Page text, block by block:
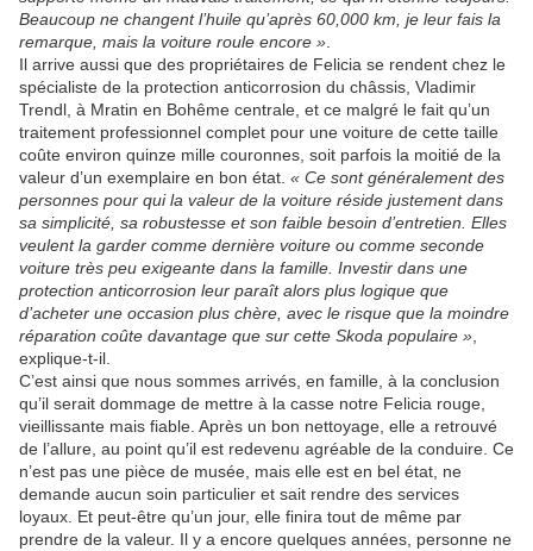
Beaucoup ne changent l’huile qu’après 60,000 km, je leur fais la
remarque, mais la voiture roule encore »
Il arrive aussi que des propriétaires de Felicia se rendent chez le
spécialiste de la protection anticorrosion du châssis, Vladimir
Trendl, à Mratin en Bohême centrale, et ce malgré le fait qu’un
traitement professionnel complet pour une voiture de cette taille
coûte environ quinze mille couronnes, soit parfois la moitié de la
valeur d’un exemplaire en bon état. « Ce sont généralement des
personnes pour qui la valeur de la voiture réside justement dans
sa simplicité, sa robustesse et son faible besoin d’entretien. Elles
veulent la garder comme dernière voiture ou comme seconde
voiture très peu exigeante dans la famille. Investir dans une
protection anticorrosion leur paraît alors plus logique que
d’acheter une occasion plus chère, avec le risque que la moindre
réparation coûte davantage que sur cette Skoda populaire »
explique-t-il.
C’est ainsi que nous sommes arrivés, en famille, à la conclusion
qu’il serait dommage de mettre à la casse notre Felicia rouge,
vieillissante mais fiable. Après un bon nettoyage, elle a retrouvé
de l’allure, au point qu’il est redevenu agréable de la conduire. Ce
n’est pas une pièce de musée, mais elle est en bel état, ne
demande aucun soin particulier et sait rendre des services
loyaux. Et peut-être qu’un jour, elle finira tout de même par
prendre de la valeur. Il y a encore quelques années, personne ne